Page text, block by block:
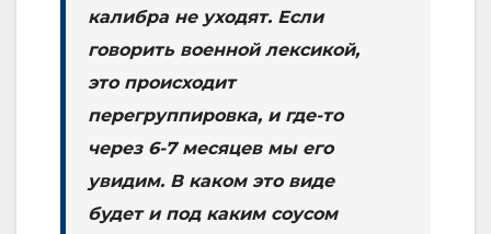
калибра не уходят. Если
говорить военной лексикой,
это происходит
перегруппировка, и где-то
через 6-7 месяцев мы его
увидим. В каком это виде
будет и под каким соусом